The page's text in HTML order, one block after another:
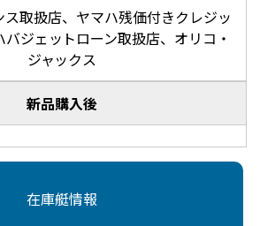
取扱店、ヤマハ残価付きクレジッ
バジェットローン取扱店、オリコ・
ジャックス
新品購入後
在庫艇情報